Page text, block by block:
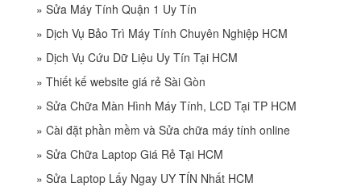
» Sửa Máy Tính Quận 1 Uy Tín
» Dịch Vụ Bảo Trì Máy Tính Chuyên Nghiệp HCM
» Dịch Vụ Cứu Dữ Liệu Uy Tín Tại HCM
» Thiết kế website giá rẻ Sài Gòn
» Sửa Chữa Màn Hình Máy Tính, LCD Tại TP HCM
» Cài đặt phần mềm và Sửa chữa máy tính online
» Sửa Chữa Laptop Giá Rẻ Tại HCM
» Sửa Laptop Lấy Ngay UY TÍN Nhất HCM